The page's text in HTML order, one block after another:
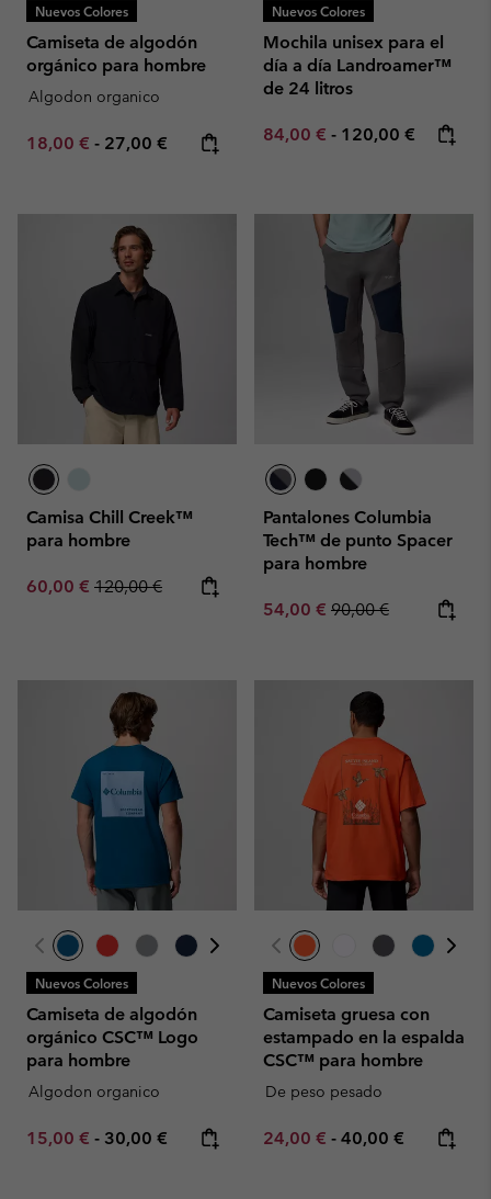
Nuevos Colores
Camiseta de algodón
orgánico para hombre
Algodon organico
Minimum sale price:
18,00 € - Maximum price:
27,00 €
Nuevos Colores
Mochila unisex para el
día a día Landroamer™
de 24 litros
Minimum sale price:
84,00 € - Maximum price:
120,00 €
Camisa Chill Creek™
para hombre
Sale price:
60,00 € Regular price:
120,00 €
Pantalones Columbia
Tech™ de punto Spacer
para hombre
Sale price:
54,00 € Regular price:
90,00 €
Nuevos Colores
Camiseta de algodón
orgánico CSC™ Logo
para hombre
Algodon organico
Minimum sale price:
15,00 € - Maximum price:
30,00 €
Nuevos Colores
Camiseta gruesa con
estampado en la espalda
CSC™ para hombre
De peso pesado
Minimum sale price:
24,00 € - Maximum price:
40,00 €